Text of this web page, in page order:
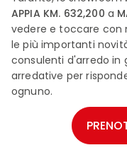
APPIA KM. 632,200 a
vedere e toccare
le più importanti
consulenti d'arredo in
arredative per
ognuno.
Vieni a trovarci in
appuntamento al